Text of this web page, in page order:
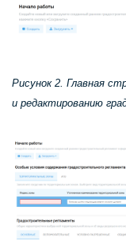
Рисунок 2. Главная
и редактированию